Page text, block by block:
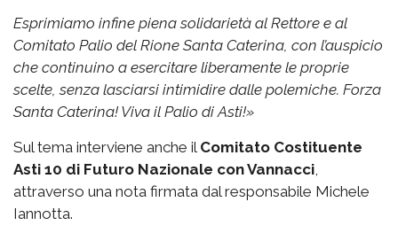
Esprimiamo infine piena solidarietà al Rettore e al
Comitato Palio del Rione Santa Caterina, con l’auspicio
che continuino a esercitare liberamente le proprie
scelte, senza lasciarsi intimidire dalle polemiche. Forza
Santa Caterina! Viva il Palio di Asti!»
Sul tema interviene anche il Comitato Costituente
Asti 10 di Futuro Nazionale con Vannacci
attraverso una nota firmata dal responsabile Michele
Iannotta.